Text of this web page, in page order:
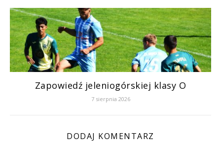
Zapowiedź jeleniogórskiej klasy O
7 sierpnia 2026
DODAJ KOMENTARZ